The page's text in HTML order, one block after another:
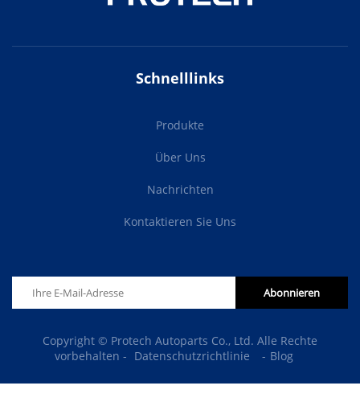
Schnelllinks
Produkte
Über Uns
Nachrichten
Kontaktieren Sie Uns
Abonnieren
Copyright © Protech Autoparts Co., Ltd. Alle Rechte
vorbehalten - Datenschutzrichtlinie - Blog